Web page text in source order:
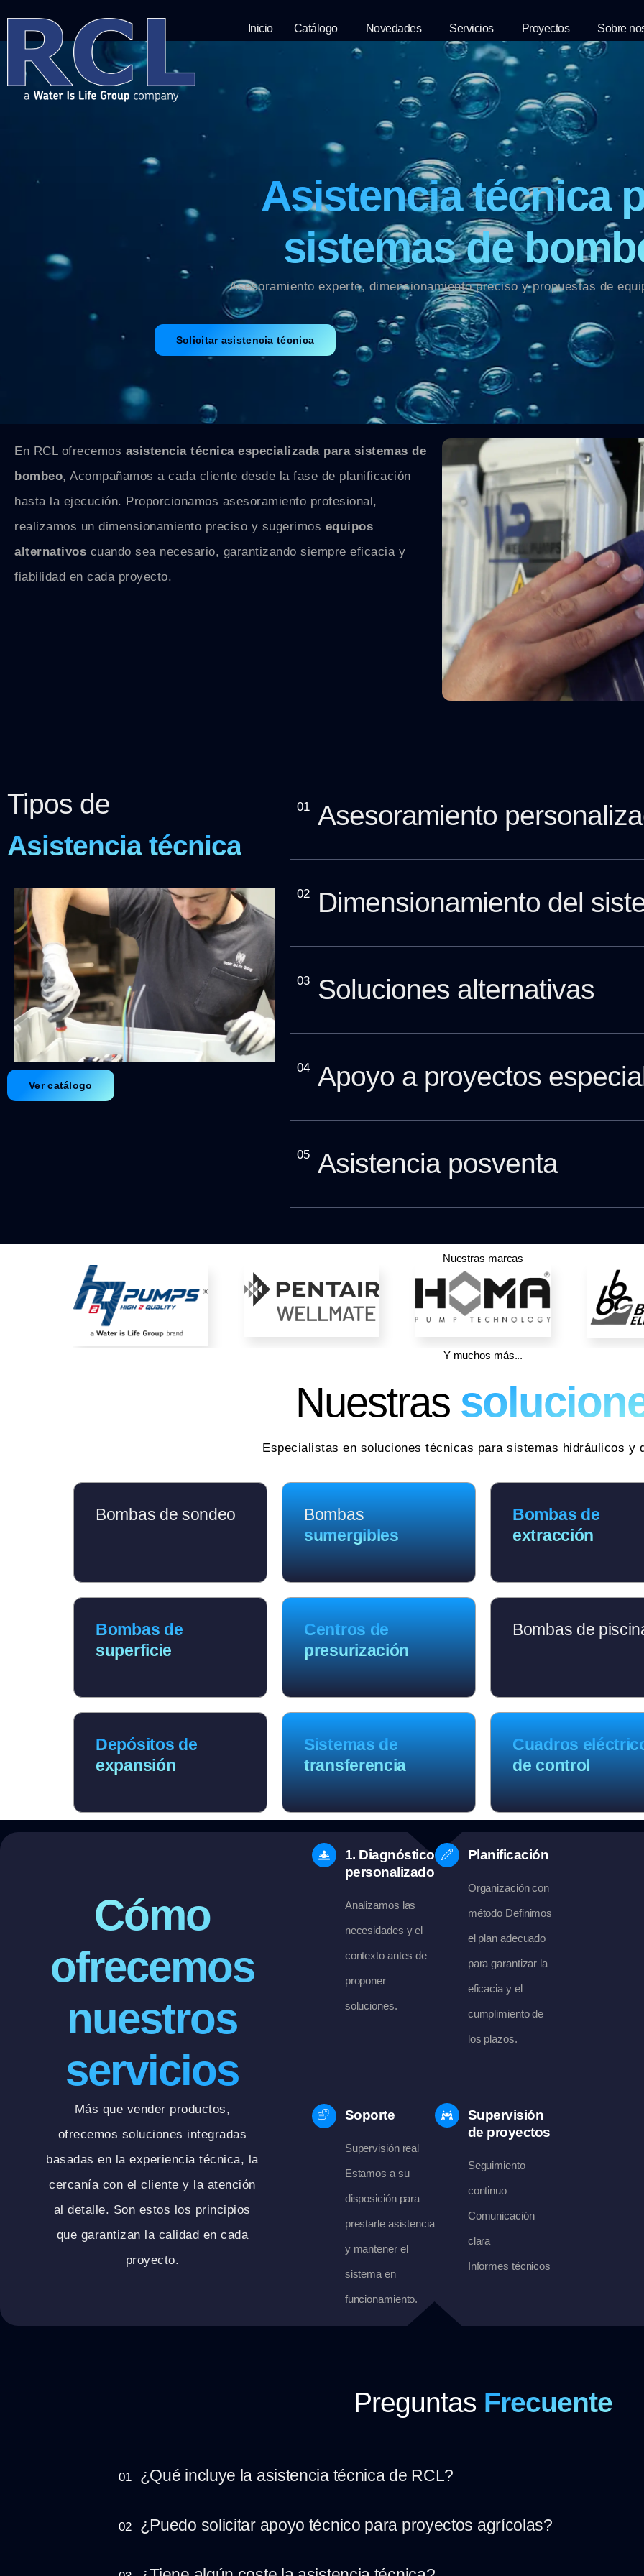
Inicio Catálogo Novedades Servicios Proyectos Sobre
Asistencia técnica
sistemas de
Asesoramiento experto, dimensionamiento preciso y propuestas de
Solicitar asistencia técnica
En RCL ofrecemos asistencia técnica especializada para sistemas de
bombeo, Acompañamos a cada cliente desde la fase de planificación
hasta la ejecución. Proporcionamos asesoramiento profesional,
realizamos un dimensionamiento preciso y sugerimos equipos
alternativos cuando sea necesario, garantizando siempre eficacia y
fiabilidad en cada proyecto.
Tipos de
Asistencia técnica
Ver catálogo
01 Asesoramiento
02 Dimensionamiento del
03 Soluciones alternativas
04 Apoyo a proyectos
05 Asistencia posventa
Nuestras marcas
Y muchos más...
Nuestras
Especialistas en soluciones técnicas para sistemas hidráulicos y
Bombas de sondeo
Bombas
sumergibles
Bombas de
extracción
Bombas de
superficie
Centros de
presurización
Bombas de
Depósitos de
expansión
Sistemas de
transferencia
Cuadros
de control
Cómo
ofrecemos
nuestros
servicios
Más que vender productos,
ofrecemos soluciones integradas
basadas en la experiencia técnica, la
cercanía con el cliente y la atención
al detalle. Son estos los principios
que garantizan la calidad en cada
proyecto.
1. Diagnóstico
personalizado
Analizamos las
necesidades y el
contexto antes de
proponer
soluciones.
Planificación
Organización con
método Definimos
el plan adecuado
para garantizar la
eficacia y el
cumplimiento de
los plazos.
Soporte
Supervisión real
Estamos a su
disposición para
prestarle asistencia
y mantener el
sistema en
funcionamiento.
Supervisión
de proyectos
Seguimiento
continuo
Comunicación
clara
Informes técnicos
Preguntas Frecuente
01 ¿Qué incluye la asistencia técnica de RCL?
02 ¿Puedo solicitar apoyo técnico para proyectos agrícolas?